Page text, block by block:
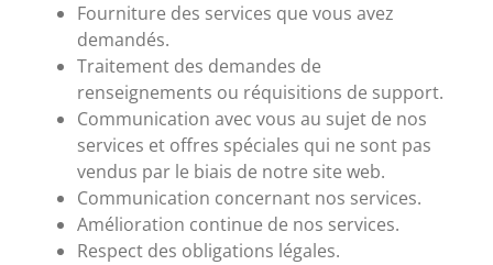
Fourniture des services que vous avez
demandés.
Traitement des demandes de
renseignements ou réquisitions de support.
Communication avec vous au sujet de nos
services et offres spéciales qui ne sont pas
vendus par le biais de notre site web.
Communication concernant nos services.
Amélioration continue de nos services.
Respect des obligations légales.